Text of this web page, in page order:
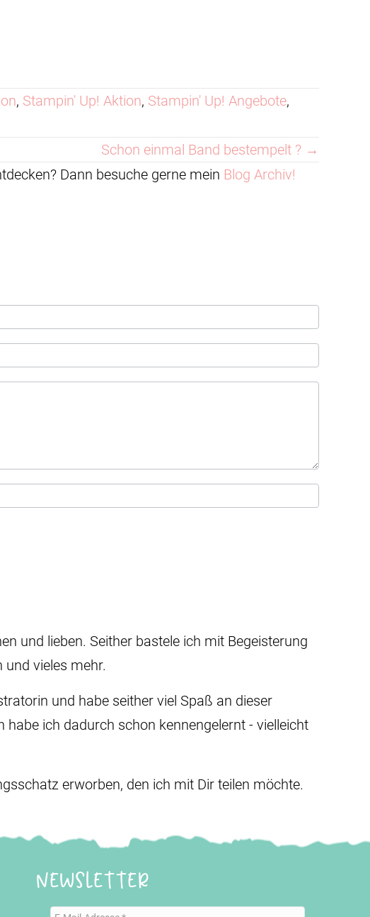
, Stampin' Up! Aktion, Stampin' Up! Angebote,
Schon einmal Band bestempelt ? →
Dann besuche gerne mein Blog Archiv!
und lieben. Seither bastele ich mit Begeisterung
und vieles mehr.
und habe seither viel Spaß an dieser
ich dadurch schon kennengelernt - vielleicht
erworben, den ich mit Dir teilen möchte.
Newsletter